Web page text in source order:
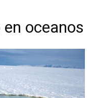
oceanos